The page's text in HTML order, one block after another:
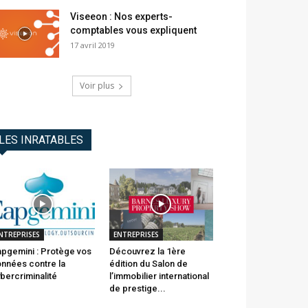
Viseeon : Nos experts-
comptables vous expliquent
17 avril 2019
Voir plus
LES INRATABLES
: Protège vos
contre la
ENTREPRISES
Découvrez la 1ère
édition du Salon de
l’immobilier international
de prestige...